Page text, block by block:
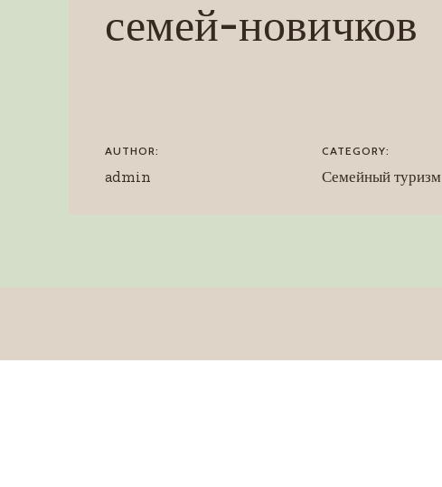
семей-новичков
AUTHOR:
admin
CATEGORY:
Семейный туризм